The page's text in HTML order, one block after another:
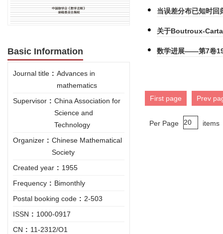
Basic Information
Journal title : Advances in
mathematics
Supervisor : China Association for
Science and
Technology
Organizer : Chinese Mathematical
Society
Created year : 1955
Frequency : Bimonthly
Postal booking code : 2-503
ISSN : 1000-0917
CN : 11-2312/O1
当误差分布已知时
关于Boutroux-
数学进展——第7卷
First page Prev
Per Page items